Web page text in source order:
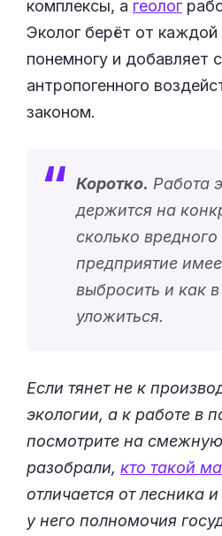
комплексы, а геолог
Эколог берёт от каждой
понемногу и добавляет
антропогенного
законом.
Коротко. Работа
держится на
сколько
предприятие
выбросить и как
уложиться.
Если тянет не к
экологии, а к работе в
посмотрите на
разобрали, кто такой
отличается от лесника
у него полномочия